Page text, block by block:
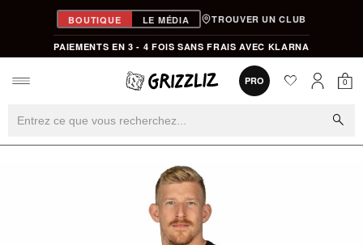
BOUTIQUE LE MÉDIA TROUVER UN CLUB
PAIEMENTS EN 3 - 4 FOIS SANS FRAIS AVEC KLARNA
PRO favorite0
0
search